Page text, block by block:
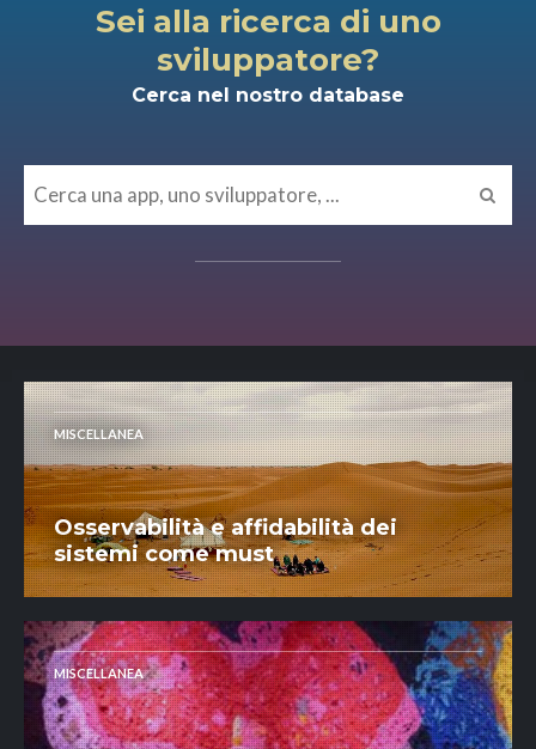
Sei alla ricerca di uno
sviluppatore?
Cerca nel nostro database
MISCELLANEA
Osservabilità e affidabilità dei
sistemi come must
MISCELLANEA